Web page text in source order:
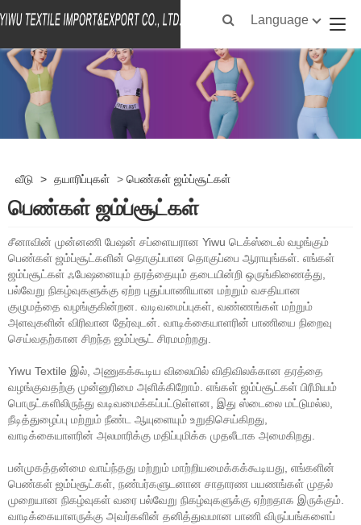
Language
வீடு > தயாரிப்புகள் > பெண்கள் ஜம்ப்சூட்கள்
பெண்கள் ஜம்ப்சூட்கள்
சீனாவின் முன்னணி பேஷன் சப்ளையரான Yiwu டெக்ஸ்டைல் ​​வழங்கும்
பெண்கள் ஜம்ப்சூட்களின் தொகுப்பான தொகுப்பை ஆராயுங்கள். எங்கள்
ஜம்ப்சூட்கள் ஃபேஷனையும் தரத்தையும் தடையின்றி ஒருங்கிணைத்து,
பல்வேறு நிகழ்வுகளுக்கு ஏற்ற புதுப்பாணியான மற்றும் வசதியான
குழுமத்தை வழங்குகின்றன. வடிவமைப்புகள், வண்ணங்கள் மற்றும்
அளவுகளின் விரிவான தேர்வுடன். வாடிக்கையாளரின் பாணியை நிறைவு
செய்வதற்கான சிறந்த ஜம்ப்சூட் சிரமமற்றது.
Yiwu Textile இல், அணுகக்கூடிய விலையில் விதிவிலக்கான தரத்தை
வழங்குவதற்கு முன்னுரிமை அளிக்கிறோம். எங்கள் ஜம்ப்சூட்கள் பிரீமியம்
பொருட்களிலிருந்து வடிவமைக்கப்பட்டுள்ளன, இது ஸ்டைலை மட்டுமல்ல,
நீடித்துழைப்பு மற்றும் நீண்ட ஆயுளையும் உறுதிசெய்கிறது,
வாடிக்கையாளரின் அலமாரிக்கு மதிப்புமிக்க முதலீடாக அமைகிறது.
பன்முகத்தன்மை வாய்ந்தது மற்றும் மாற்றியமைக்கக்கூடியது, எங்களின்
பெண்கள் ஜம்ப்சூட்கள், நண்பர்களுடனான சாதாரண பயணங்கள் முதல்
முறையான நிகழ்வுகள் வரை பல்வேறு நிகழ்வுகளுக்கு ஏற்றதாக இருக்கும்.
வாடிக்கையாளருக்கு அவர்களின் தனித்துவமான பாணி விருப்பங்களைப்